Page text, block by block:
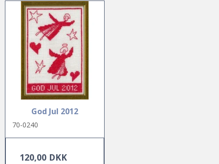
God Jul 2012
70-0240
120,00 DKK